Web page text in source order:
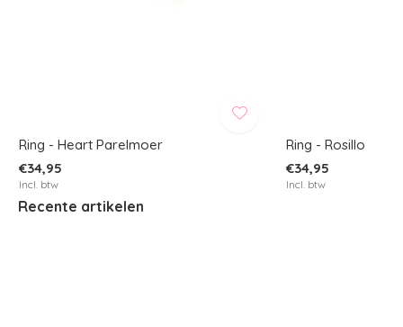
Ring - Heart Parelmoer
€34,95
Incl. btw
Ring - Rosillo
€34,95
Incl. btw
Recente artikelen